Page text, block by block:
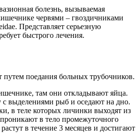
болезнь, вызываемая
червями – гвоздичниками
Представляет серьезную
быстрого лечения.
путем поедания больных трубочников.
там они откладывают яйца.
выделениями рыб и оседают на дно.
в теле которых личинки выходят из
в тело промежуточного
в течение 3 месяцев и достигают